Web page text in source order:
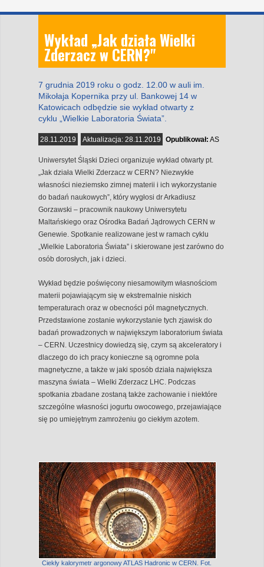
Wykład „Jak działa Wielki
Zderzacz w CERN?"
7 grudnia 2019 roku o godz. 12.00 w auli im.
Mikołaja Kopernika przy ul. Bankowej 14 w
Katowicach odbędzie sie wykład otwarty z
cyklu „Wielkie Laboratoria Świata”.
28.11.2019 Aktualizacja: 28.11.2019 Opublikował: AS
Uniwersytet Śląski Dzieci organizuje wykład otwarty pt.
„Jak działa Wielki Zderzacz w CERN? Niezwykłe
własności nieziemsko zimnej materii i ich wykorzystanie
do badań naukowych”, który wygłosi dr Arkadiusz
Gorzawski – pracownik naukowy Uniwersytetu
Maltańskiego oraz Ośrodka Badań Jądrowych CERN w
Genewie. Spotkanie realizowane jest w ramach cyklu
„Wielkie Laboratoria Świata” i skierowane jest zarówno do
osób dorosłych, jak i dzieci.
Wykład będzie poświęcony niesamowitym własnościom
materii pojawiającym się w ekstremalnie niskich
temperaturach oraz w obecności pól magnetycznych.
Przedstawione zostanie wykorzystanie tych zjawisk do
badań prowadzonych w największym laboratorium świata
– CERN. Uczestnicy dowiedzą się, czym są akceleratory i
dlaczego do ich pracy konieczne są ogromne pola
magnetyczne, a także w jaki sposób działa największa
maszyna świata – Wielki Zderzacz LHC. Podczas
spotkania zbadane zostaną także zachowanie i niektóre
szczególne własności jogurtu owocowego, przejawiające
się po umiejętnym zamrożeniu go ciekłym azotem.
Ciekły kalorymetr argonowy ATLAS Hadronic w CERN. Fot.